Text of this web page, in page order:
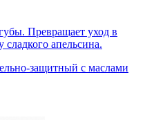
Превращает уход в
сладкого апельсина.
защитный с маслами